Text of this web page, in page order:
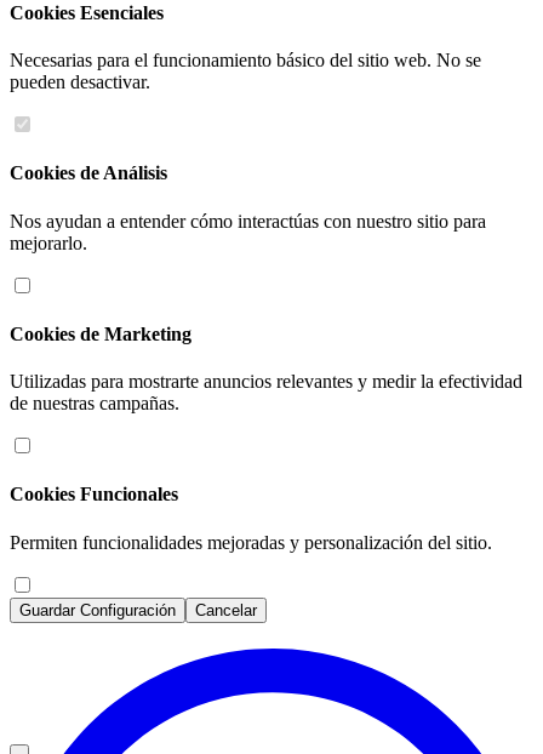
Cookies Esenciales
Necesarias para el funcionamiento básico del sitio web. No se
pueden desactivar.
Cookies de Análisis
Nos ayudan a entender cómo interactúas con nuestro sitio para
mejorarlo.
Cookies de Marketing
Utilizadas para mostrarte anuncios relevantes y medir la efectividad
de nuestras campañas.
Cookies Funcionales
Permiten funcionalidades mejoradas y personalización del sitio.
Guardar Configuración Cancelar